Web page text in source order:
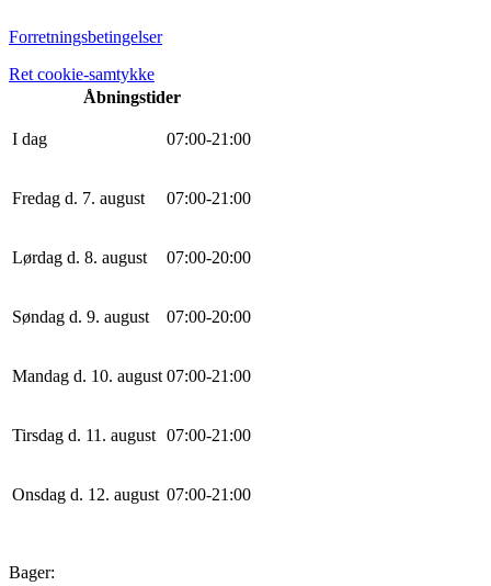
Forretningsbetingelser
Ret cookie-samtykke
Åbningstider
I dag 07:00-21 :00
Fredag d. 7. august 07:00-21 :00
Lørdag d. 8. august 07:00-20:00
Søndag d. 9. august 07:00-20:00
Mandag d. 10. august 07:00-21 :00
Tirsdag d. 11. august 07:00-21 :00
Onsdag d. 12. august 07:00-21 :00
Bager: